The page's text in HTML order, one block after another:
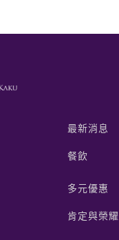
最新消息
餐飲
多元優惠
肯定與榮耀